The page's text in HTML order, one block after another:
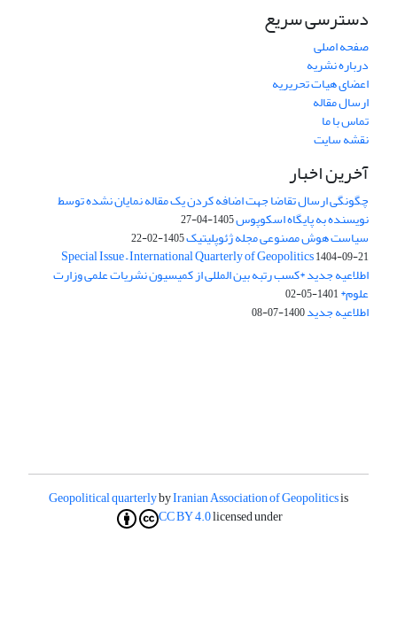
دسترسی سریع
صفحه اصلی
درباره نشریه
اعضای هیات تحریریه
ارسال مقاله
تماس با ما
نقشه سایت
آخرین اخبار
چگونگی ارسال تقاضا جهت اضافه کردن یک مقاله نمایان نشده توسط
نویسنده به پایگاه اسکوپوس1405-04-27
سیاست هوش مصنوعی مجله ژئوپلیتیک1405-02-22
Special Issue – International Quarterly of Geopolitics1404-09-21
اطلاعیه جدید *کسب رتبه بین المللی از کمیسیون نشریات علمی وزارت
علوم*1401-05-02
اطلاعیه جدید1400-07-08
Geopolitical quarterlybyIranian Association of Geopoliticsis
licensed under
CC BY 4.0